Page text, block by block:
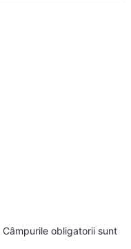
Câmpurile obligatorii sunt